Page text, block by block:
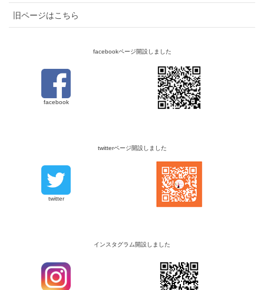
旧ページはこちら
facebookページ開設しました
facebook
twitterページ開設しました
twitter
インスタグラム開設しました